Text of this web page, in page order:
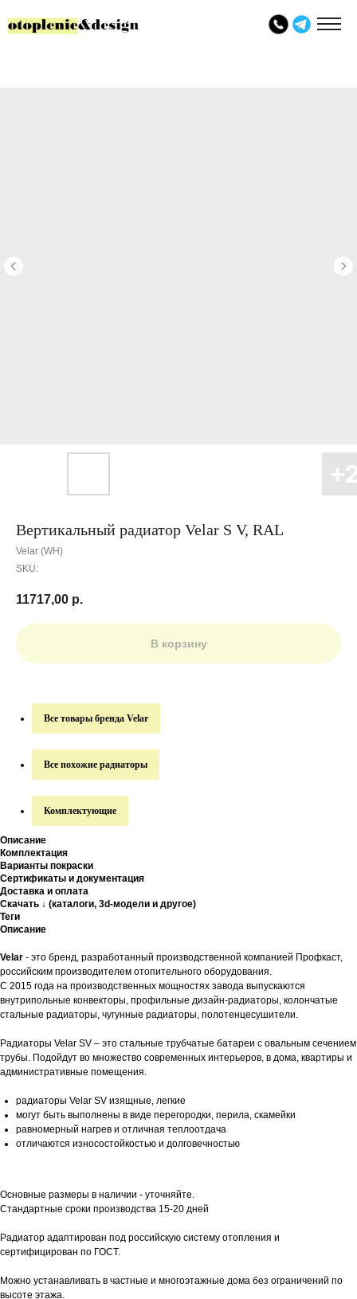
Вертикальный радиатор Velar S V, RAL
Velar (WH)
SKU:
11717,00 р.
В корзину
Все товары бренда Velar
Все похожие радиаторы
Комплектующие
Описание
Комплектация
Варианты покраски
Сертификаты и документация
Доставка и оплата
Скачать ↓ (каталоги, 3d-модели и другое)
Теги
Описание
Velar - это бренд, разработанный производственной компанией Профкаст,
российским производителем отопительного оборудования.
C 2015 года на производственных мощностях завода выпускаются
внутрипольные конвекторы, профильные дизайн-радиаторы, колончатые
стальные радиаторы, чугунные радиаторы, полотенцесушители.
Радиаторы Velar SV – это стальные трубчатые батареи с овальным сечением
трубы. Подойдут во множество современных интерьеров, в дома, квартиры и
административные помещения.
радиаторы Velar SV изящные, легкие
могут быть выполнены в виде перегородки, перила, скамейки
равномерный нагрев и отличная теплоотдача
отличаются износостойкостью и долговечностью
Основные размеры в наличии - уточняйте.
Стандартные сроки производства 15-20 дней
Радиатор адаптирован под российскую систему отопления и
сертифицирован по ГОСТ.
Можно устанавливать в частные и многоэтажные дома без ограничений по
высоте этажа.